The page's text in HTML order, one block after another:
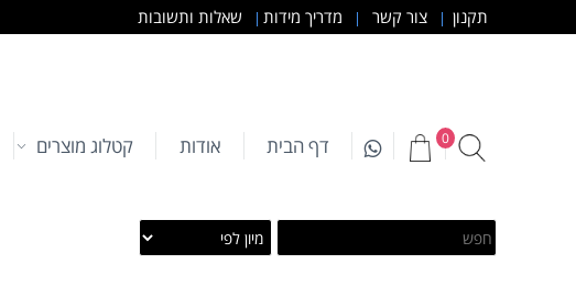
תקנון צור קשר מדריך מידות שאלות ותשובות
0 דף הבית אודות קטלוג מוצרים